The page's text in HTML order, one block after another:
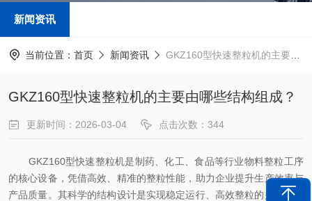
新闻资讯
当前位置： 首页 新闻资讯 GKZ160型快速整粒机的主要由哪些结构组成？
GKZ160型快速整粒机的主要由哪些结构组成？
更新时间：2026-03-04 点击次数：344
GKZ160型快速整粒机是制药、化工、食品等行业物料整粒工序
的核心设备，凭借高效、精准的整粒性能，助力企业提升生产效率与
产品质量。其科学的结构设计是实现稳定运行、高效整粒的关键，以